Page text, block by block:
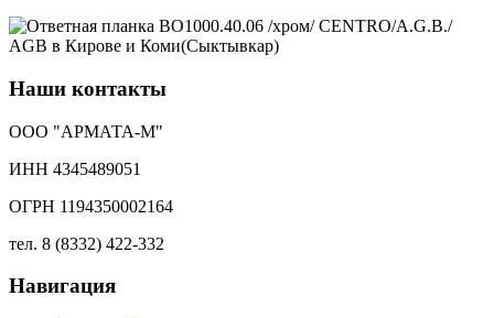
Наши контакты
ООО "АРМАТА-М"
ИНН 4345489051
ОГРН 1194350002164
тел. 8 (8332) 422-332
Навигация